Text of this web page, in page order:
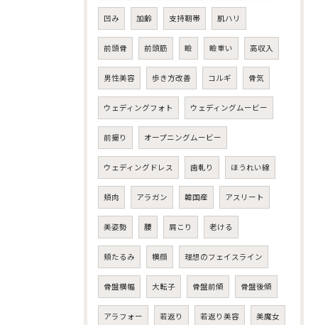
凹み 加齢 支持靭帯 肌ハリ
前頭骨 前頭筋 瞼 瞼重い 高収入
男性美容 歩き方改善 コルギ 骨気
ウェディングフォト ウェディングムービー
前撮り オープニングムービー
ウェディングドレス 歯軋り ほうれい線
頬肉 アラガン 韓国産 アスリート
美姿勢 腰 肩こり 老ける
頬たるみ 横顔 理想のフェイスライン
骨盤横幅 大転子 骨盤前傾 骨盤後傾
アラフォー 若返り 若返り美容 美魔女